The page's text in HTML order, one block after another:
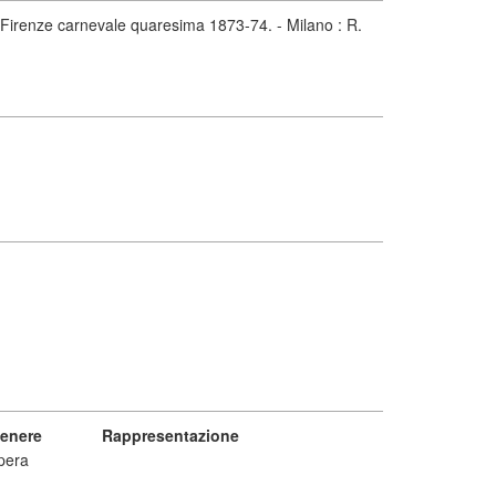
carnevale quaresima 1873-74. - Milano : R.
Rappresentazione